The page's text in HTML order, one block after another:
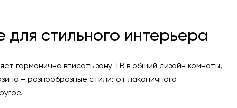
стильного интерьера
гармонично вписать зону ТВ в общий дизайн комнаты,
– разнообразные стили: от лаконичного